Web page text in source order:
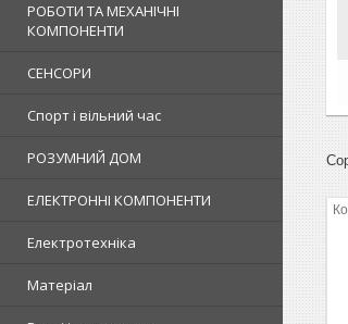
РОБОТИ ТА МЕХАНІЧНІ
КОМПОНЕНТИ
СЕНСОРИ
Спорт і вільний час
РОЗУМНИЙ ДОМ
ЕЛЕКТРОННІ КОМПОНЕНТИ
Електротехніка
Матеріал